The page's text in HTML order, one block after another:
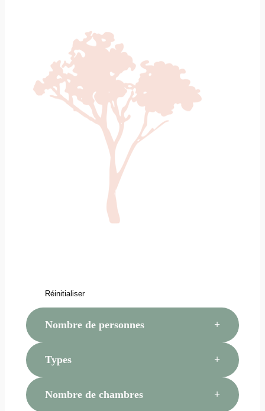
Réinitialiser
Nombre de personnes
Types
Nombre de chambres